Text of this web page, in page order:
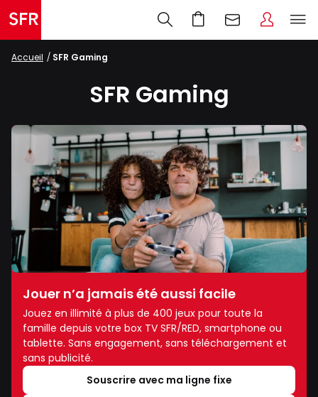
Accueil SFR Gaming
SFR Gaming
Jouer n’a jamais été aussi facile
Jouez en illimité à plus de 400 jeux pour toute la
famille depuis votre box TV SFR/RED, smartphone ou
tablette. Sans engagement, sans téléchargement et
sans publicité.
Souscrire avec ma ligne fixe